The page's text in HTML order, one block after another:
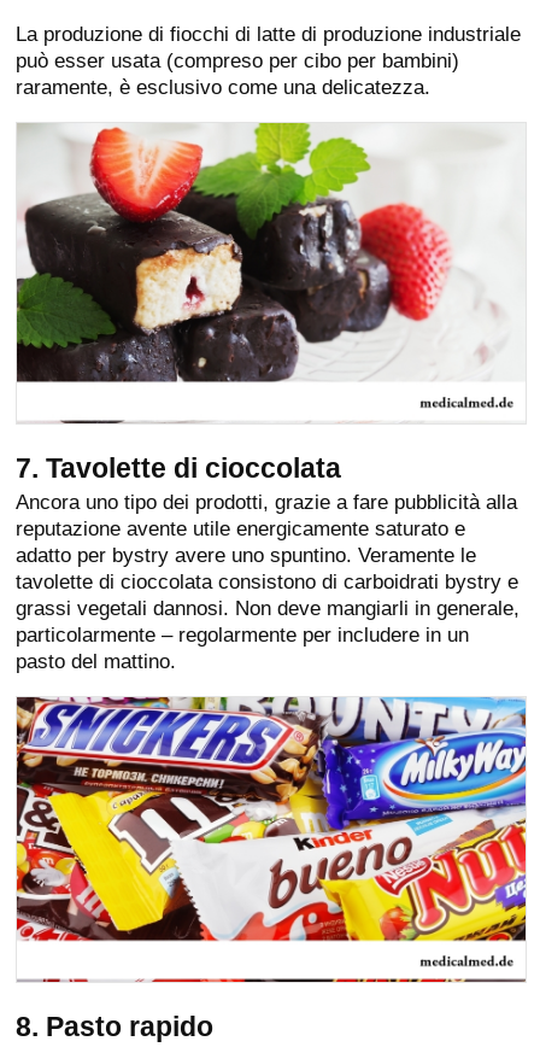
La produzione di fiocchi di latte di produzione industriale
può esser usata (compreso per cibo per bambini)
raramente, è esclusivo come una delicatezza.
7. Tavolette di cioccolata
Ancora uno tipo dei prodotti, grazie a fare pubblicità alla
reputazione avente utile energicamente saturato e
adatto per bystry avere uno spuntino. Veramente le
tavolette di cioccolata consistono di carboidrati bystry e
grassi vegetali dannosi. Non deve mangiarli in generale,
particolarmente – regolarmente per includere in un
pasto del mattino.
8. Pasto rapido